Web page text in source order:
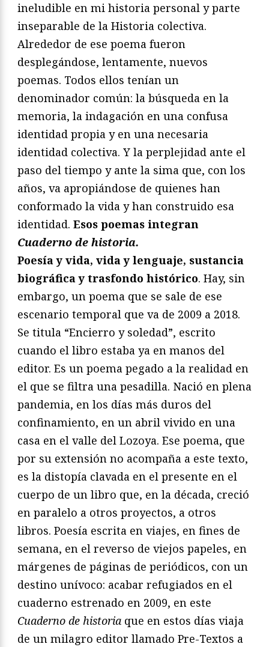
ineludible en mi historia personal y parte
inseparable de la Historia colectiva.
Alrededor de ese poema fueron
desplegándose, lentamente, nuevos
poemas. Todos ellos tenían un
denominador común: la búsqueda en la
memoria, la indagación en una confusa
identidad propia y en una necesaria
identidad colectiva. Y la perplejidad ante el
paso del tiempo y ante la sima que, con los
años, va apropiándose de quienes han
conformado la vida y han construido esa
identidad. Esos poemas integran
Cuaderno de historia.
Poesía y vida, vida y lenguaje, sustancia
biográfica y trasfondo histórico. Hay, sin
embargo, un poema que se sale de ese
escenario temporal que va de 2009 a 2018.
Se titula “Encierro y soledad”, escrito
cuando el libro estaba ya en manos del
editor. Es un poema pegado a la realidad en
el que se filtra una pesadilla. Nació en plena
pandemia, en los días más duros del
confinamiento, en un abril vivido en una
casa en el valle del Lozoya. Ese poema, que
por su extensión no acompaña a este texto,
es la distopía clavada en el presente en el
cuerpo de un libro que, en la década, creció
en paralelo a otros proyectos, a otros
libros. Poesía escrita en viajes, en fines de
semana, en el reverso de viejos papeles, en
márgenes de páginas de periódicos, con un
destino unívoco: acabar refugiados en el
cuaderno estrenado en 2009, en este
Cuaderno de historia que en estos días viaja
de un milagro editor llamado Pre-Textos a